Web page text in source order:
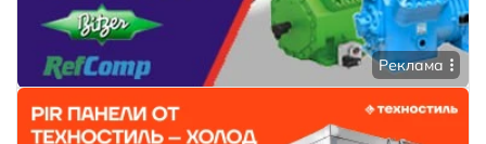
Реклама